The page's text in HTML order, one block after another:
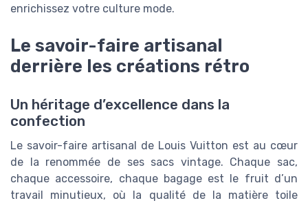
enrichissez votre culture mode.
Le savoir-faire artisanal
derrière les créations rétro
Un héritage d’excellence dans la
confection
Le savoir-faire artisanal de Louis Vuitton est au cœur
de la renommée de ses sacs vintage. Chaque sac,
chaque accessoire, chaque bagage est le fruit d’un
travail minutieux, où la qualité de la matière toile